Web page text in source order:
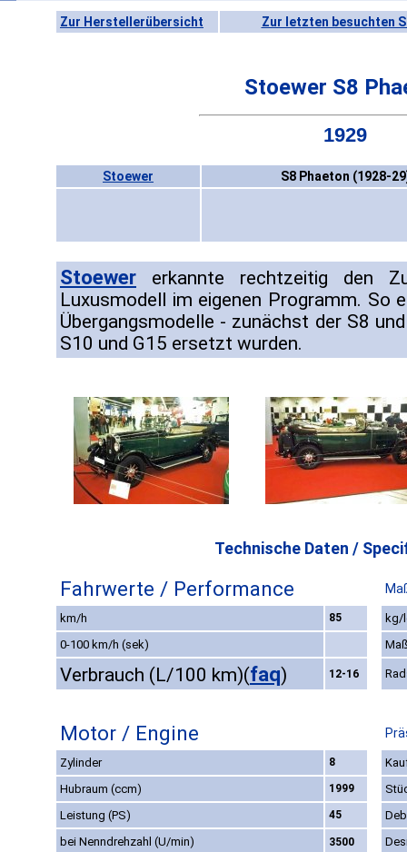
Zur Herstellerübersicht Zur letzten besuchten
Stoewer S8
1929
Stoewer S8 Phaeton (1928-
Stoewer erkannte rechtzeitig den
Luxusmodell im eigenen Programm. So
Übergangsmodelle - zunächst der S8
S10 und G15 ersetzt wurden.
Technische Daten /
Fahrwerte / Performance
km/h 85
kg/
0-100 km/h (sek)
Verbrauch (L/100 km)(faq) 12-16
Motor / Engine
Zylinder 8
Hubraum (ccm)
1999
Leistung (PS)
45
bei Nenndrehzahl (U/min)
3500